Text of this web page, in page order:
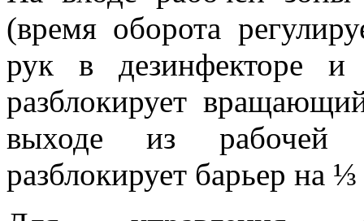
(время оборота
рук в дезинфекторе
разблокирует
выходе из рабочей
разблокирует барьер на